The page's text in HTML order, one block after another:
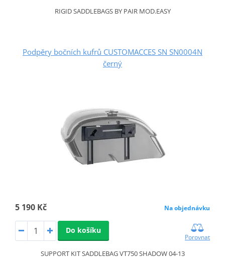
RIGID SADDLEBAGS BY PAIR MOD.EASY
Podpěry bočních kufrů CUSTOMACCES SN SN0004N
černý
5 190 Kč Na objednávku
Do košíku
Porovnat
SUPPORT KIT SADDLEBAG VT750 SHADOW 04-13